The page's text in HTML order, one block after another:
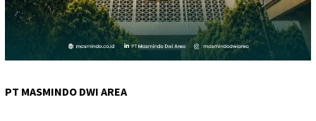
PT MASMINDO DWI AREA